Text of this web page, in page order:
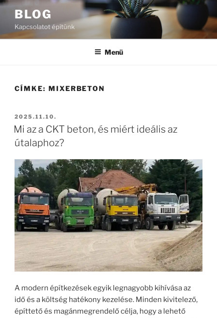
Tartalomhoz
BLOG
Kapcsolatot építünk
Menü
CÍMKE: MIXERBETON
BEKÜLDVE:
2025.11.10.
Mi az a CKT beton, és miért ideális az
útalaphoz?
A modern építkezések egyik legnagyobb kihívása az
idő és a költség hatékony kezelése. Minden kivitelező,
építtető és magánmegrendelő célja, hogy a lehető